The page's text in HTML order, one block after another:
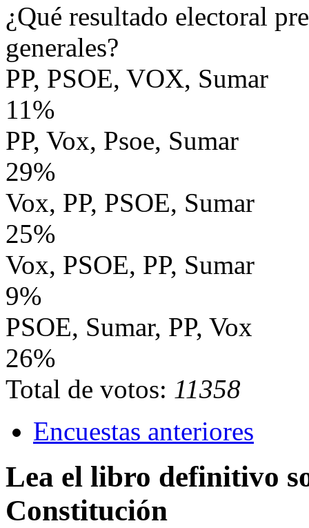
¿Qué resultado electoral
generales?
PP, PSOE, VOX, Sumar
11%
PP, Vox, Psoe, Sumar
29%
Vox, PP, PSOE, Sumar
25%
Vox, PSOE, PP, Sumar
9%
PSOE, Sumar, PP, Vox
26%
Total de votos: 11358
Encuestas anteriores
Lea el libro definitivo
Constitución